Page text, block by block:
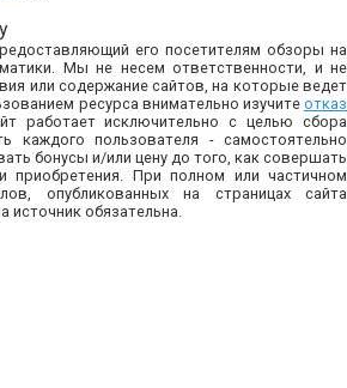
его посетителям обзоры на
Мы не несем ответственности, и не
или содержание сайтов, на которые ведет
ресурса внимательно изучите отказ
работает исключительно с целью сбора
каждого пользователя - самостоятельно
бонусы и/или цену до того, как совершать
приобретения. При полном или частичном
опубликованных на страницах сайта
источник обязательна.